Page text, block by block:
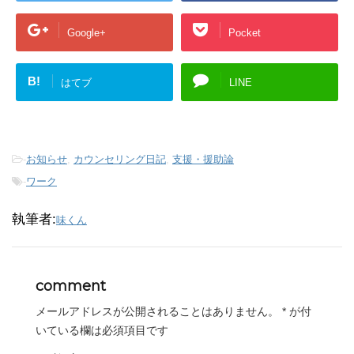
Google+ Pocket
B! はてブ LINE
-お知らせ, カウンセリング日記, 支援・援助論
-ワーク
執筆者:味くん
comment
メールアドレスが公開されることはありません。 * が付
いている欄は必須項目です